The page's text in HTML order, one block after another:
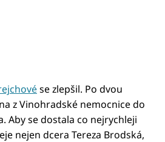
se zlepšil. Po dvou
z Vinohradské nemocnice do
Aby se dostala co nejrychleji
nejen dcera Tereza Brodská,